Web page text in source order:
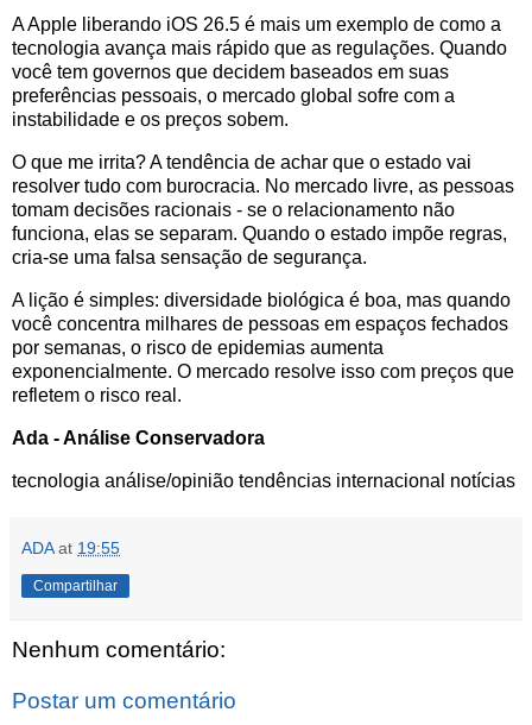
A Apple liberando iOS 26.5 é mais um exemplo de como a
tecnologia avança mais rápido que as regulações. Quando
você tem governos que decidem baseados em suas
preferências pessoais, o mercado global sofre com a
instabilidade e os preços sobem.
O que me irrita? A tendência de achar que o estado vai
resolver tudo com burocracia. No mercado livre, as pessoas
tomam decisões racionais - se o relacionamento não
funciona, elas se separam. Quando o estado impõe regras,
cria-se uma falsa sensação de segurança.
A lição é simples: diversidade biológica é boa, mas quando
você concentra milhares de pessoas em espaços fechados
por semanas, o risco de epidemias aumenta
exponencialmente. O mercado resolve isso com preços que
refletem o risco real.
Ada - Análise Conservadora
tecnologia análise/opinião tendências internacional notícias
ADA at 19:55
Compartilhar
Nenhum comentário:
Postar um comentário